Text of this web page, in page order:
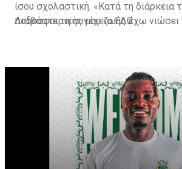
ίσου σχολαστική. «Κατά τη διάρκεια
ποδοσφαιρικής μου ζωής έχω νιώσει
31χρονος άσος.
Διαβάστε τη συνέχειαΕΔΩ